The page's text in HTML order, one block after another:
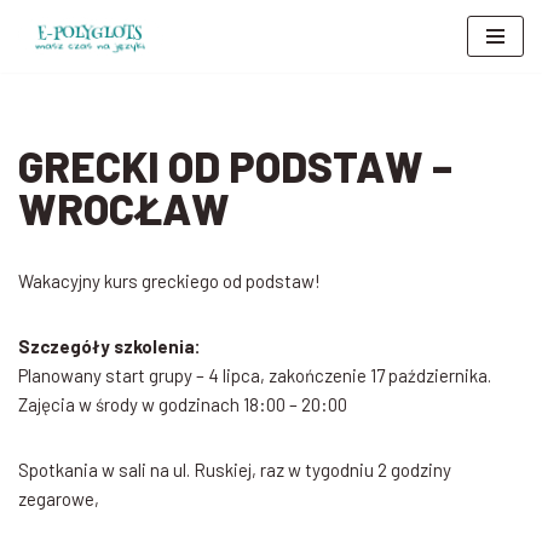
GRECKI OD PODSTAW –
WROCŁAW
Wakacyjny kurs greckiego od podstaw!
Szczegóły szkolenia:
Planowany start grupy – 4 lipca, zakończenie 17 października.
Zajęcia w środy w godzinach 18:00 – 20:00
Spotkania w sali na ul. Ruskiej, raz w tygodniu 2 godziny
zegarowe,